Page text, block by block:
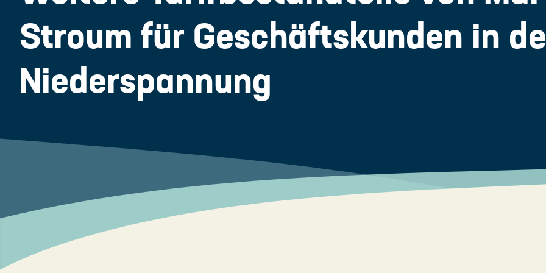
Stroum für Geschäftskunden in
Niederspannung